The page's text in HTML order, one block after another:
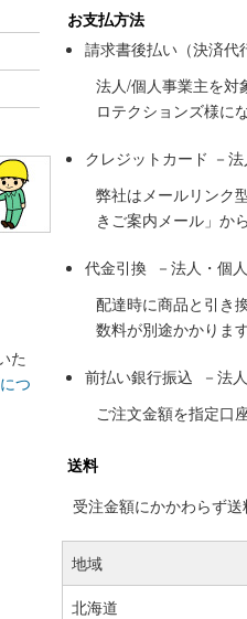
た
つ
お支払方法
請求書後払い（決済代
法人/個人事業主を対
ロテクションズ様に
クレジットカード －
弊社はメールリンク
きご案内メール」か
代金引換 －法人・個
配達時に商品と引き
数料が別途かかりま
前払い銀行振込 －法
ご注文金額を指定口
送料
受注金額にかかわらず
地域
北海道